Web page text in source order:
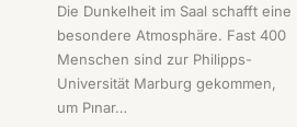
Die Dunkelheit im Saal schafft eine
besondere Atmosphäre. Fast 400
Menschen sind zur Philipps-
Universität Marburg gekommen,
um Pınar…